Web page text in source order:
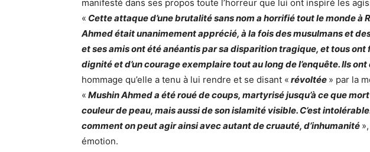
manifesté dans ses propos toute l’horreur que lui ont inspiré les
« Cette attaque d’une brutalité sans nom a horrifié tout le monde à
Ahmed était unanimement apprécié, à la fois des musulmans et
et ses amis ont été anéantis par sa disparition tragique, et tous ont
dignité et d’un courage exemplaire tout au long de l’enquête. Ils
hommage qu’elle a tenu à lui rendre et se disant « révoltée » par la
« Mushin Ahmed a été roué de coups, martyrisé jusqu’à ce que mort
couleur de peau, mais aussi de son islamité visible. C’est
comment on peut agir ainsi avec autant de cruauté, d’inhumanité
émotion.